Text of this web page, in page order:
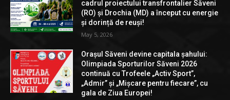
cadrul proiectului transfrontalier Săveni
(RO) și Drochia (MD) a început cu energie
și dorință de reuși!
May 5, 2026
Orașul Săveni devine capitala șahului:
Olimpiada Sporturilor Săveni 2026
continuă cu Trofeele „Activ Sport”,
„Admir” și „Mișcare pentru fiecare”, cu
gala de Ziua Europei!